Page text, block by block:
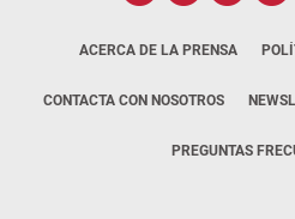
ACERCA DE LA PRENSA
CONTACTA CON NOSOTROS
PREGUNTAS